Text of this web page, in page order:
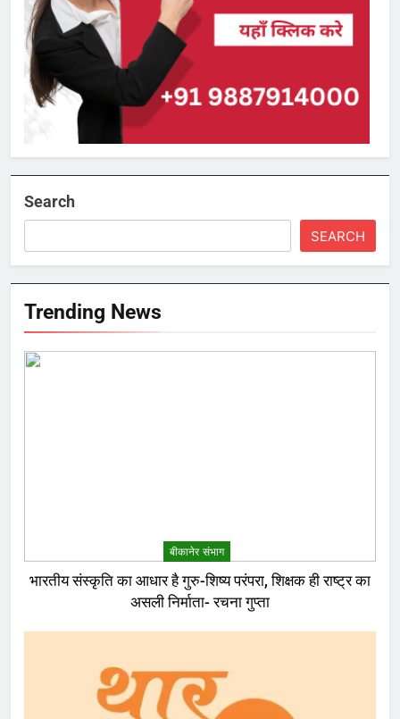
Search
SEARCH
Trending News
बीकानेर संभाग
भारतीय संस्कृति का आधार है गुरु-शिष्य परंपरा, शिक्षक ही राष्ट्र का
असली निर्माता- रचना गुप्ता